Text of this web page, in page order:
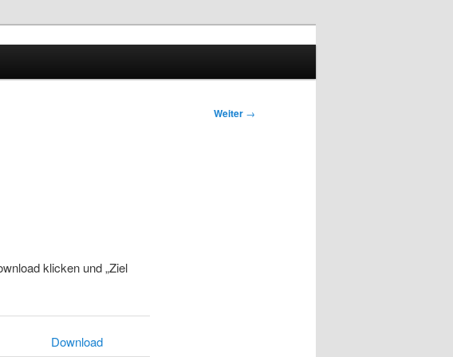
Weiter →
klicken und „Ziel
Download